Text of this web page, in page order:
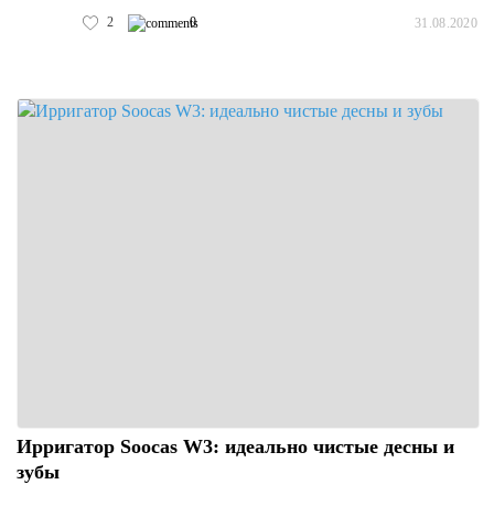
2 0 31.08.2020
Ирригатор Soocas W3: идеально чистые десны и
зубы